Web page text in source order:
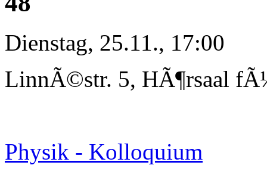
Dienstag, 25.11., 17:00
LinnÃ©str. 5, HÃ¶rsaal
Physik - Kolloquium